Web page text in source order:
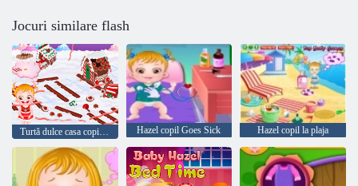
Jocuri similare flash
Turtă dulce casa copilul Hazel Hazel copil Goes Sick Hazel copil la plaja